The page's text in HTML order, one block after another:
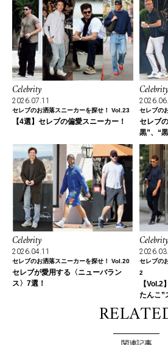
Celebrity
2026.07.11
セレブのお洒落スニーカーを探せ！ Vol.23
【4選】セレブの偏愛スニーカー！
Celebrity
セレブの
セレブ
黒”、“
Celebrity
2026.04.11
セレブのお洒落スニーカーを探せ！ Vol.20
セレブが愛用する〈ニューバラン
ス〉7選！
Celebrity
セレブの
2
【
たんこ”
関連記事